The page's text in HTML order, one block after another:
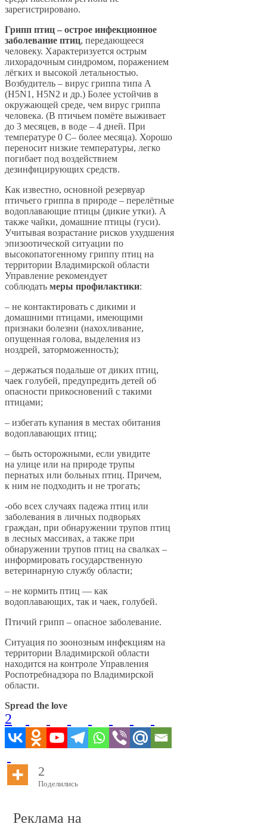
зарегистрировано.
Грипп птиц – острое инфекционное
заболевание птиц, передающееся
человеку. Характеризуется острым
лихорадочным синдромом, поражением
лёгких и высокой летальностью.
Возбудитель – вирус гриппа типа А
(Н5N1, H5N2 и др.) Более устойчив в
окружающей среде, чем вирус гриппа
человека. (В птичьем помёте выживает
до 3 месяцев, в воде – 4 дней. При
температуре 0 С– более месяца). Хорошо
переносит низкие температуры, легко
погибает под воздействием
дезинфицирующих средств.
Как известно, основной резервуар
птичьего гриппа в природе – перелётные
водоплавающие птицы (дикие утки). А
также чайки, домашние птицы (гуси).
Учитывая возрастание рисков ухудшения
эпизоотической ситуации по
высокопатогенному гриппу птиц на
территории Владимирской области
Управление рекомендует
соблюдать меры профилактики:
– не контактировать с дикими и
домашними птицами, имеющими
признаки болезни (нахохливание,
опущенная голова, выделения из
ноздрей, заторможенность);
– держаться подальше от диких птиц,
чаек голубей, предупредить детей об
опасности прикосновений с такими
птицами;
– избегать купания в местах обитания
водоплавающих птиц;
– быть осторожными, если увидите
на улице или на природе трупы
пернатых или больных птиц. Причем,
к ним не подходить и не трогать;
-обо всех случаях падежа птиц или
заболевания в личных подворьях
граждан, при обнаружении трупов птиц
в лесных массивах, а также при
обнаружении трупов птиц на свалках –
информировать государственную
ветеринарную службу области;
– не кормить птиц — как
водоплавающих, так и чаек, голубей.
Птичий грипп – опасное заболевание.
Ситуация по зоонозным инфекциям на
территории Владимирской области
находится на контроле Управления
Роспотребнадзора по Владимирской
области.
Spread the love
2
2
Поделились
Реклама на